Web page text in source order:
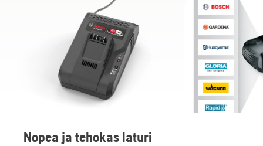
Nopea ja tehokas laturi